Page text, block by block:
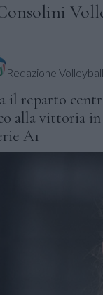
Redazione
il reparto
alla vittoria
A1